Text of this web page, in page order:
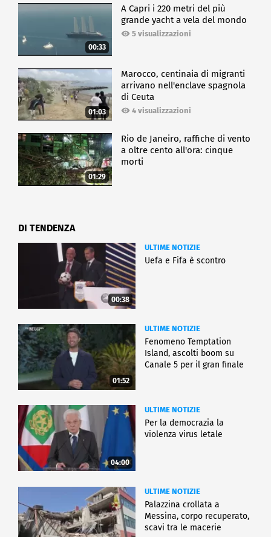
00:33
A Capri i 220 metri del più
grande yacht a vela del mondo
5 visualizzazioni
01:03
Marocco, centinaia di migranti
arrivano nell'enclave spagnola
di Ceuta
4 visualizzazioni
01:29
Rio de Janeiro, raffiche di vento
a oltre cento all'ora: cinque
morti
DI TENDENZA
00:38
ULTIME NOTIZIE
Uefa e Fifa è scontro
01:52
ULTIME NOTIZIE
Fenomeno Temptation
Island, ascolti boom su
Canale 5 per il gran finale
04:00
ULTIME NOTIZIE
Per la democrazia la
violenza virus letale
ULTIME NOTIZIE
Palazzina crollata a
Messina, corpo recuperato,
scavi tra le macerie